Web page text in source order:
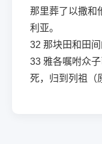
那里葬了以撒和
利亚。
32 那块田和田
33 雅各嘱咐众
死，归到列祖（